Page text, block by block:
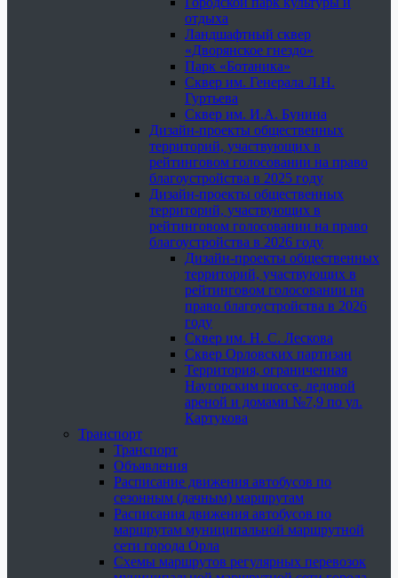
отдыха
Ландшафтный сквер
«Дворянское гнездо»
Парк «Ботаника»
Сквер им. Генерала Л.Н.
Гуртьева
Сквер им. И.А. Бунина
Дизайн-проекты общественных
территорий, участвующих в
рейтинговом голосовании на право
благоустройства в 2025 году
Дизайн-проекты общественных
территорий, участвующих в
рейтинговом голосовании на право
благоустройства в 2026 году
Дизайн-проекты общественных
территорий, участвующих в
рейтинговом голосовании на
право благоустройства в 2026
году
Сквер им. Н. С. Лескова
Сквер Орловских партизан
Территория, ограниченная
Наугорским шоссе, ледовой
ареной и домами №7,9 по ул.
Картукова
Транспорт
Транспорт
Объявления
Расписание движения автобусов по
сезонным (дачным) маршрутам
Расписания движения автобусов по
маршрутам муниципальной маршрутной
сети города Орла
Схемы маршрутов регулярных перевозок